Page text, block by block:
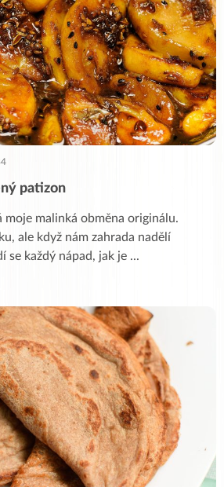
patizon
moje malinká obměna originálu.
ale když nám zahrada nadělí
se každý nápad, jak je ...